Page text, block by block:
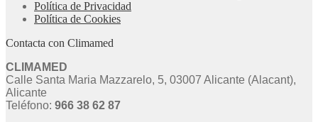
Política de Privacidad
Política de Cookies
Contacta con Climamed
CLIMAMED
Calle Santa Maria Mazzarelo, 5, 03007 Alicante (Alacant),
Alicante
Teléfono: 966 38 62 87